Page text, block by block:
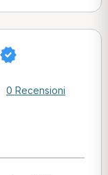
0 Recensioni